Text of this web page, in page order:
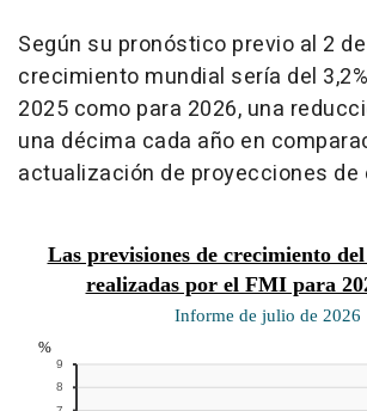
Según su pronóstico previo al 2
crecimiento mundial sería del
2025 como para 2026, una
una décima cada año en
actualización de proyecciones de